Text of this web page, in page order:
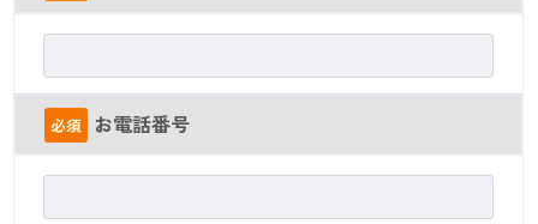
必須 お電話番号